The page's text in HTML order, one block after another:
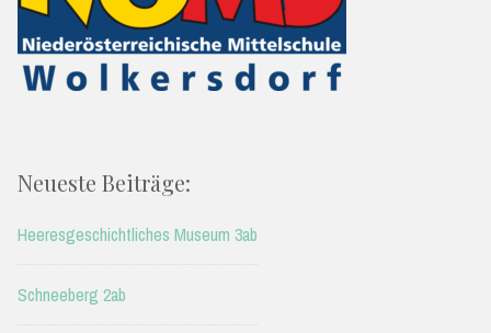
Neueste Beiträge:
Heeresgeschichtliches Museum 3ab
Schneeberg 2ab